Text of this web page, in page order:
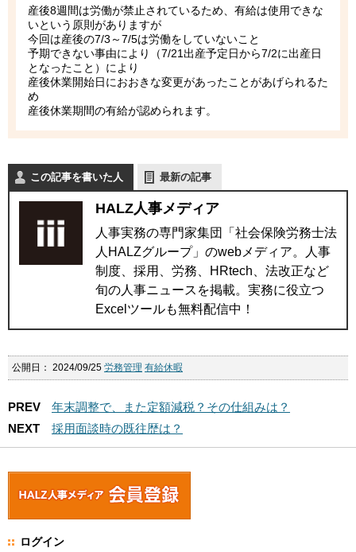
産後8週間は労働が禁止されているため、有給は使用できな
いという原則がありますが
今回は産後の7/3～7/5は労働をしていないこと
予期できない事由により（7/21出産予定日から7/2に出産日
となったこと）により
産後休業開始日におおきな変更があったことがあげられるた
め
産後休業期間の有給が認められます。
この記事を書いた人 最新の記事
HALZ人事メディア
人事実務の専門家集団「社会保険労務士法
人HALZグループ」のwebメディア。人事
制度、採用、労務、HRtech、法改正など
旬の人事ニュースを掲載。実務に役立つ
Excelツールも無料配信中！
公開日： 2024/09/25 労務管理 有給休暇
PREV
年末調整で、また定額減税？その仕組みは？
NEXT
採用面談時の既往歴は？
ログイン